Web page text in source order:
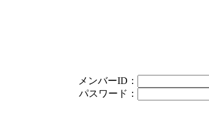
メンバーID：
パスワード：